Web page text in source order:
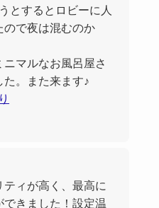
とするとロビーに人
ので夜は混むのか
マルなお風呂屋さ
た。また来ます♪
ィが高く、最高に
できました！設定温